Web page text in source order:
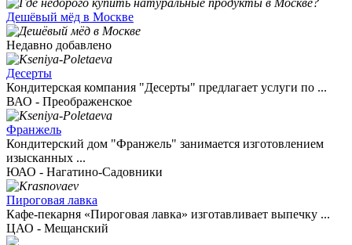
Дешёвый мёд в Москве
Недавно добавлено
Десерты
Кондитерская компания "Десерты" предлагает услуги по ...
ВАО - Преображенское
Франжель
Кондитерский дом "Франжель" занимается изготовлением
изысканных ...
ЮАО - Нагатино-Садовники
Пироговая лавка
Кафе-пекарня «Пироговая лавка» изготавливает выпечку ...
ЦАО - Мещанский